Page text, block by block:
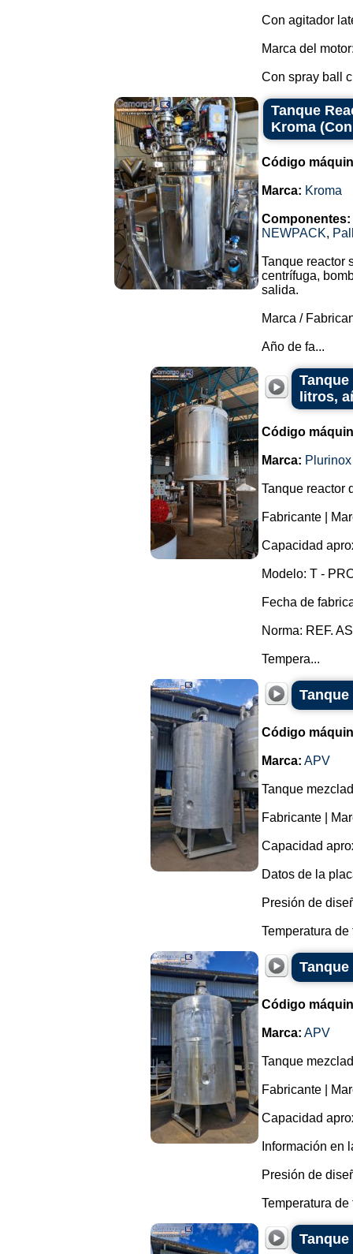
Con agitador
Marca del
Con spray ball
Tanque
Kroma
Código
Marca: Kroma
Componentes:
NEWPACK,
Tanque reactor
centrífuga,
salida.
Marca /
Año de fa...
litros,
Código
Marca: Plurinox
Tanque reactor
Fabricante |
Capacidad
Modelo: T -
Fecha de
Norma: REF.
Tempera...
Código
Marca: APV
Tanque
Fabricante |
Capacidad
Datos de la
Presión de
Temperatura
Código
Marca: APV
Tanque
Fabricante |
Capacidad
Información en
Presión de
Temperatura de